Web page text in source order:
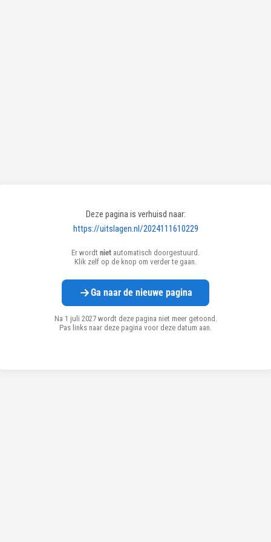
Deze pagina is verhuisd naar:
https://uitslagen.nl/2024111610229
Er wordt niet automatisch doorgestuurd.
Klik zelf op de knop om verder te gaan.
Ga naar de nieuwe pagina
Na 1 juli 2027 wordt deze pagina niet meer getoond.
Pas links naar deze pagina voor deze datum aan.